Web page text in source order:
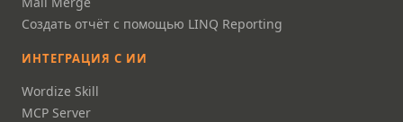
Создать отчёт с помощью LINQ Reporting
ИНТЕГРАЦИЯ С ИИ
Wordize Skill
MCP Server